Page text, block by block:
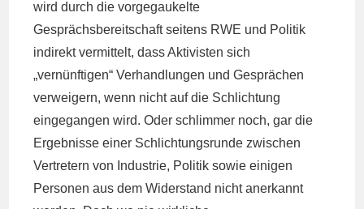
wird durch die vorgegaukelte
Gesprächsbereitschaft seitens RWE und Politik
indirekt vermittelt, dass Aktivisten sich
„vernünftigen“ Verhandlungen und Gesprächen
verweigern, wenn nicht auf die Schlichtung
eingegangen wird. Oder schlimmer noch, gar die
Ergebnisse einer Schlichtungsrunde zwischen
Vertretern von Industrie, Politik sowie einigen
Personen aus dem Widerstand nicht anerkannt